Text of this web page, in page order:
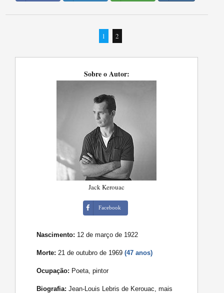
1 2
Sobre o Autor:
Jack Kerouac
Facebook
Nascimento: 12 de março de 1922
Morte: 21 de outubro de 1969(47 anos)
Ocupação: Poeta, pintor
Biografia: Jean-Louis Lebris de Kerouac, mais